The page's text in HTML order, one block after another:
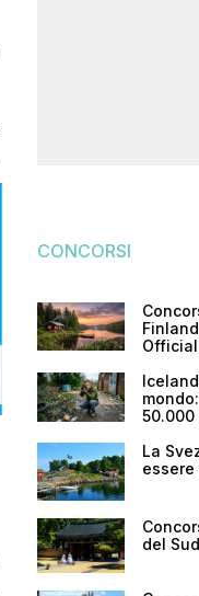
CONCORSI
50.000
La
essere
del